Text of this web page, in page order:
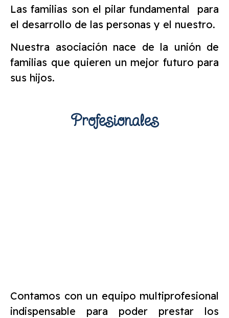
Las familias son el pilar fundamental para
el desarrollo de las personas y el nuestro.
Nuestra asociación nace de la unión de
familias que quieren un mejor futuro para
sus hijos.
Profesionales
Contamos con un equipo multiprofesional
indispensable para poder prestar los